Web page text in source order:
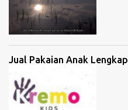
Jual Pakaian Anak Lengkap